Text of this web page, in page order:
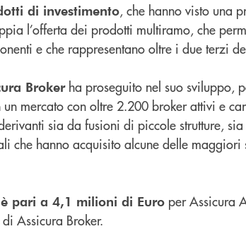
di investimento, che hanno visto una
l’offerta dei prodotti multiramo, che
e che rappresentano oltre i due terzi
Brokerha proseguito nel suo sviluppo,
mercato con oltre 2.200 broker attivi e
sia da fusioni di piccole strutture,
che hanno acquisito alcune delle maggiori
pari a 4,1 milioni di Euro per Assicura
Assicura Broker.